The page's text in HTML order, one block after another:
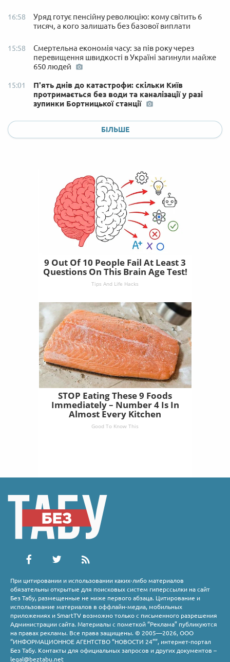
16:58
Уряд готує пенсійну революцію: кому світить 6
тисяч, а кого залишать без базової виплати
15:58
Смертельна економія часу: за пів року через
перевищення швидкості в Україні загинули майже
650 людей
15:01
П'ять днів до катастрофи: скільки Київ
протримається без води та каналізації у разі
зупинки Бортницької станції
БІЛЬШЕ
9 Out Of 10 People Fail At Least 3
Questions On This Brain Age Test!
Tips And Life Hacks
STOP Eating These 9 Foods
Immediately – Number 4 Is In
Almost Every Kitchen
Good To Know This
При цитировании и использовании каких-либо материалов
обязательны открытые для поисковых систем гиперссылки на сайт
Без Табу, размещенные не ниже первого абзаца. Цитирование и
использование материалов в оффлайн-медиа, мобильных
приложениях и SmartTV возможно только с письменного разрешения
Администрации сайта. Материалы с пометкой “Реклама” публикуются
на правах рекламы. Все права защищены. © 2005—2026, ООО
“ИНФОРМАЦИОННОЕ АГЕНТСТВО “НОВОСТИ 24””, интернет-портал
Без Табу. Контакты для официальных запросов и других документов –
legal@beztabu.net